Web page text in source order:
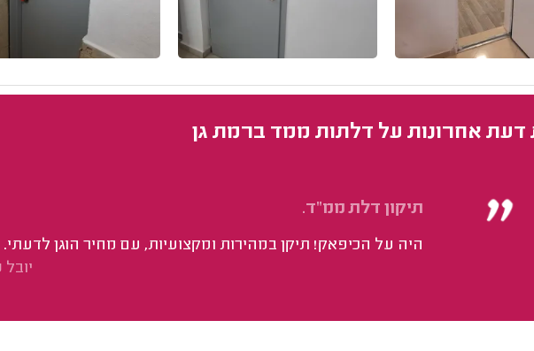
דעת אחרונות על דלתות ממד ברמת גן
תיקון דלת ממ"ד.
היה על הכיפאק! תיקן במהירות ומקצועיות, עם מחיר הוגן לדעתי.